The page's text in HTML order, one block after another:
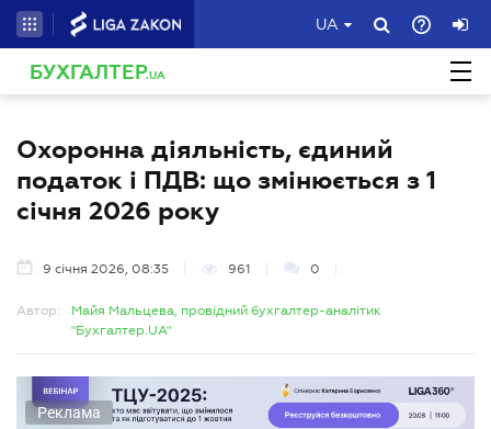
UA
БУХГАЛТЕР.UA
Охоронна діяльність, єдиний
податок і ПДВ: що змінюється з 1
січня 2026 року
9 січня 2026, 08:35 961 0
Автор:
Майя Мальцева, провідний бухгалтер-аналітик
"Бухгалтер.UA"
Реклама